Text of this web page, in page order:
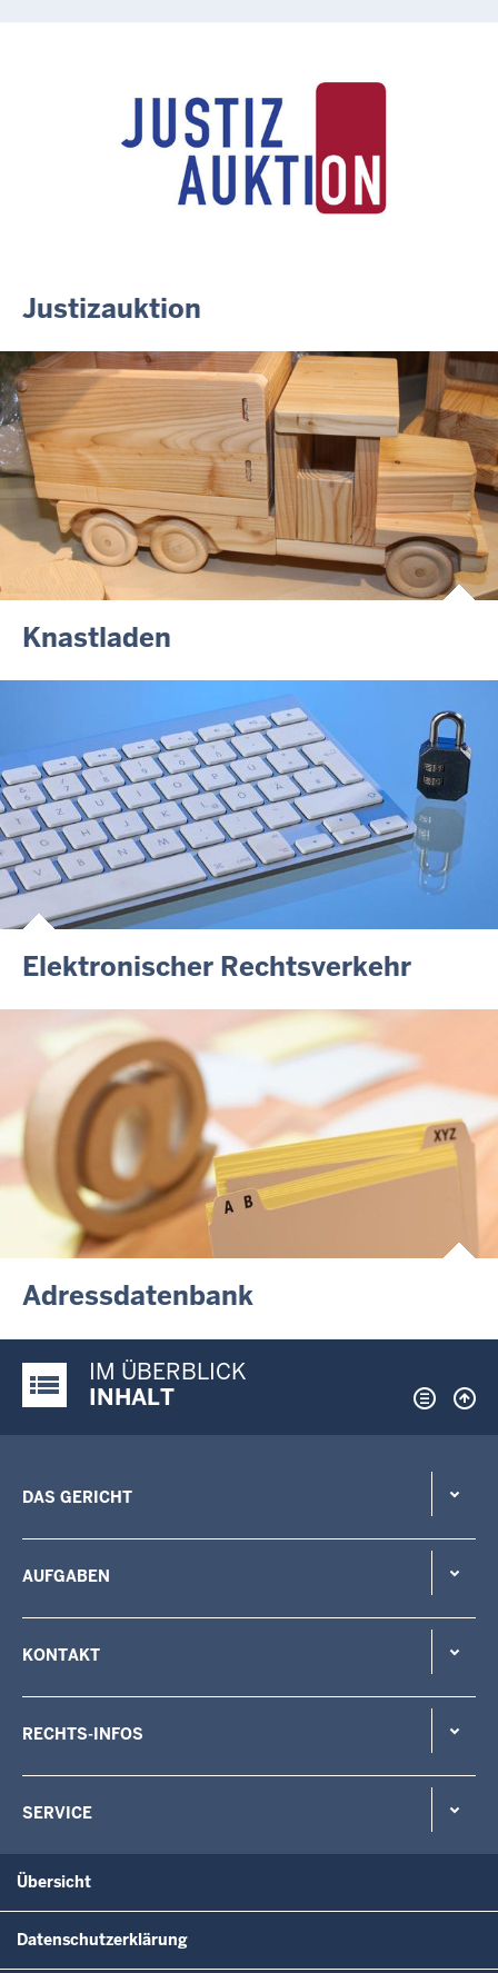
Justiz der Zukunft gemeinsam gestalten: Minister Limbach
zieht positive Bilanz des Projekts Zukunftswerkstatt Justiz
der Justizvollzugsschule NRW geehrt
RechtSpecial - Schiedsleute helfen Streit schlichten!
Justizauktion
Knastladen
Elektronischer Rechtsverkehr
Adressdatenbank
Justiz-Portal im Überblick:
IM ÜBERBLICK
INHALT
DAS GERICHT
AUFGABEN
KONTAKT
RECHTS-INFOS
SERVICE
Übersicht
Datenschutzerklärung